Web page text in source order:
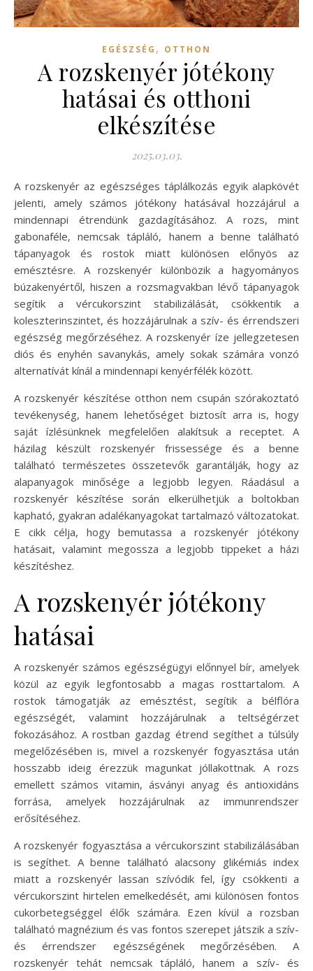
EGÉSZSÉG , OTTHON
A rozskenyér jótékony
hatásai és otthoni
elkészítése
2025.03.03.
A rozskenyér az egészséges táplálkozás egyik alapkövét
jelenti, amely számos jótékony hatásával hozzájárul a
mindennapi étrendünk gazdagításához. A rozs, mint
gabonaféle, nemcsak tápláló, hanem a benne található
tápanyagok és rostok miatt különösen előnyös az
emésztésre. A rozskenyér különbözik a hagyományos
búzakenyértől, hiszen a rozsmagvakban lévő tápanyagok
segítik a vércukorszint stabilizálását, csökkentik a
koleszterinszintet, és hozzájárulnak a szív- és érrendszeri
egészség megőrzéséhez. A rozskenyér íze jellegzetesen
diós és enyhén savanykás, amely sokak számára vonzó
alternatívát kínál a mindennapi kenyérfélék között.
A rozskenyér készítése otthon nem csupán szórakoztató
tevékenység, hanem lehetőséget biztosít arra is, hogy
saját ízlésünknek megfelelően alakítsuk a receptet. A
házilag készült rozskenyér frissessége és a benne
található természetes összetevők garantálják, hogy az
alapanyagok minősége a legjobb legyen. Ráadásul a
rozskenyér készítése során elkerülhetjük a boltokban
kapható, gyakran adalékanyagokat tartalmazó változatokat.
E cikk célja, hogy bemutassa a rozskenyér jótékony
hatásait, valamint megossza a legjobb tippeket a házi
készítéshez.
A rozskenyér jótékony
hatásai
A rozskenyér számos egészségügyi előnnyel bír, amelyek
közül az egyik legfontosabb a magas rosttartalom. A
rostok támogatják az emésztést, segítik a bélflóra
egészségét, valamint hozzájárulnak a teltségérzet
fokozásához. A rostban gazdag étrend segíthet a túlsúly
megelőzésében is, mivel a rozskenyér fogyasztása után
hosszabb ideig érezzük magunkat jóllakottnak. A rozs
emellett számos vitamin, ásványi anyag és antioxidáns
forrása, amelyek hozzájárulnak az immunrendszer
erősítéséhez.
A rozskenyér fogyasztása a vércukorszint stabilizálásában
is segíthet. A benne található alacsony glikémiás index
miatt a rozskenyér lassan szívódik fel, így csökkenti a
vércukorszint hirtelen emelkedését, ami különösen fontos
cukorbetegséggel élők számára. Ezen kívül a rozsban
található magnézium és vas fontos szerepet játszik a szív-
és érrendszer egészségének megőrzésében. A
rozskenyér tehát nemcsak tápláló, hanem a szív- és